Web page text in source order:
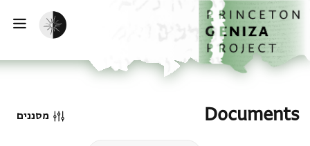
דילוג לתוכן
דף הבית
הפעלת מצב כהה
Documents מסננים